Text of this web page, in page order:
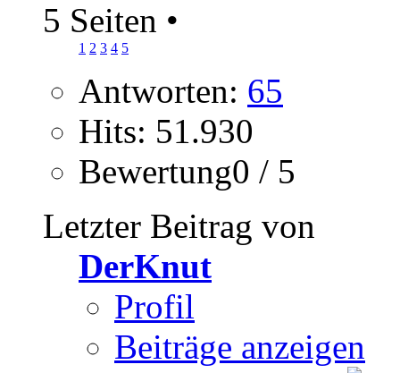
5 Seiten •
1 2 3 4 5
Antworten: 65
Hits: 51.930
Bewertung0 / 5
Letzter Beitrag von
DerKnut
Profil
Beiträge anzeigen